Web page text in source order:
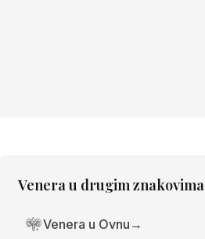
Venerau drugim znakovima
Venera u Ovnu →